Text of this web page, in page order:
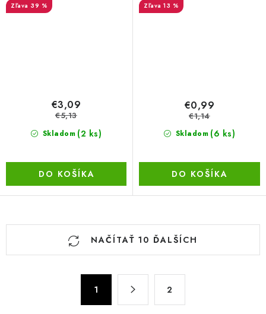
39 %
Skladom (2 ks)
€3,09
€5,13
DO KOŠÍKA
13 %
Skladom (6 ks)
€0,99
€1,14
DO KOŠÍKA
NAČÍTAŤ 10 ĎALŠÍCH
1 2